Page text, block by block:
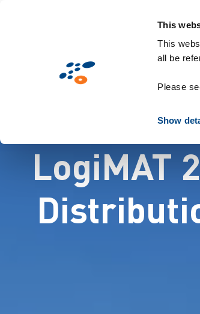
This
This
all be
Please
Show
Branże
LogiMAT